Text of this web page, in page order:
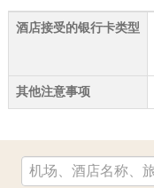
酒店接受的银行卡类型
其他注意事项